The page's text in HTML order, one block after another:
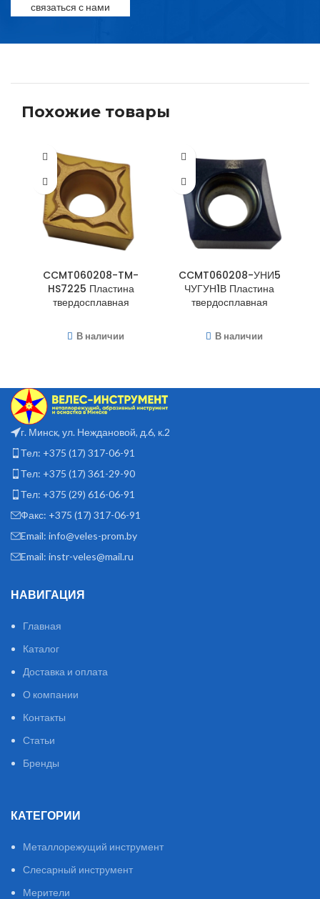
связаться с нами
Похожие товары
CCMT060208-TM-
HS7225 Пластина
твердосплавная
В наличии
CCMT060208-УНИ5
ЧУГУН1В Пластина
твердосплавная
В наличии
г. Минск, ул. Неждановой, д.6, к.2
Тел: +375 (17) 317-06-91
Тел: +375 (17) 361-29-90
Тел: +375 (29) 616-06-91
Факс: +375 (17) 317-06-91
Email: info@veles-prom.by
Email: instr-veles@mail.ru
НАВИГАЦИЯ
Главная
Каталог
Доставка и оплата
О компании
Контакты
Статьи
Бренды
КАТЕГОРИИ
Металлорежущий инструмент
Слесарный инструмент
Мерители